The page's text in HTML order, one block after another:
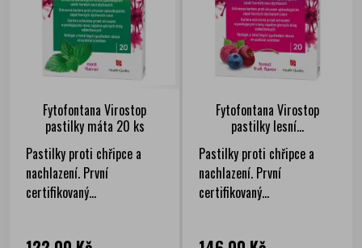
Fytofontana Virostop
pastilky máta 20 ks
Pastilky proti chřipce a
nachlazení. První
certifikovaný...
Fytofontana Virostop
pastilky lesní...
Pastilky proti chřipce a
nachlazení. První
certifikovaný...